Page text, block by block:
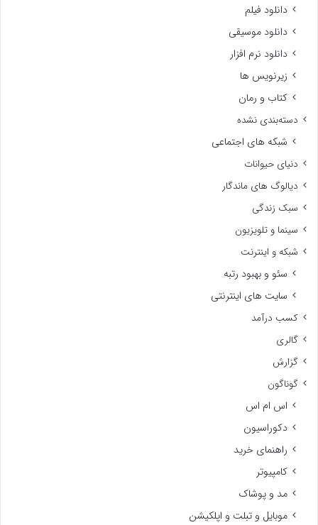
دانلود فیلم
دانلود موسیقی
دانلود نرم افزار
زیرنویس ها
کتاب و رمان
دسته‌بندی نشده
شبکه های اجتماعی
دنیای حیوانات
دیالوگ های ماندگار
سبک زندگی
سینما و تلویزیون
شبکه و اینترنت
سئو و بهبود رتبه
سایت های اینترنتی
کسب درآمد
گالری
گزارش
گوناگون
اس ام اس
دکوراسیون
راهنمای خرید
کامپیوتر
مد و پوشاک
موبایل و تبلت و اپلکیشن